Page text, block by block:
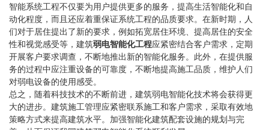
智能系统工程不仅要为用户提供更多的服务，提高生活智能化和自
动化程度，而且还应着重保证系统工程的品质要求。在新时期，人
们对于居住提出了新的要求，例如拓宽居住环境、提高居住的安全
性和视觉感受等，建筑弱电智能化工程应紧密结合客户需求，定期
开展客户要求调查，不断地推出新的智能化服务。此外，在提供服
务的过程中应注重设备的可靠度，不断地提高施工品质，维护人们
对弱电设备的使用感受。
总之，随着科技技术的不断前进，建筑弱电智能化技术将会获得更
大的进步。建筑施工管理应紧密联系施工和客户需求，采取有效地
策略方式来提高建筑水平。加强智能化建筑配套设施的规划与完